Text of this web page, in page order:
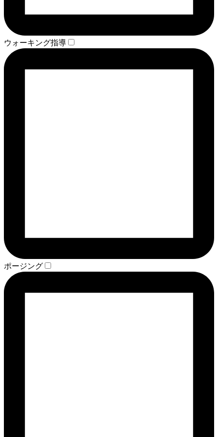
ウォーキング指導
ポージング